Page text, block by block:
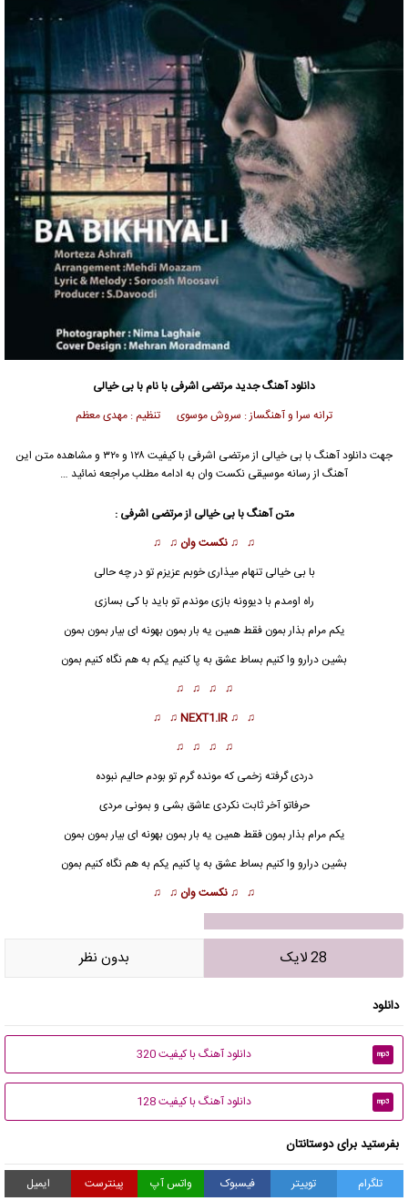
دانلود آهنگ جدیدمرتضی اشرفی با نام با بی خیالی
ترانه سرا و آهنگساز : سروش موسوی تنظیم : مهدی معظم
جهت دانلود آهنگ با بی خیالی از مرتضی اشرفی با کیفیت ۱۲۸ و ۳۲۰ و مشاهده متن این
آهنگ از رسانه موسیقی نکست وان به ادامه مطلب مراجعه نمائید …
متن آهنگبا بی خیالی از مرتضی اشرفی :
♫ ♫ نکست وان ♫ ♫
با بی خیالی تنهام میذاری خوبم عزیزم تو در چه حالی
راه اومدم با دیوونه بازی موندم تو باید با کی بسازی
یکم مرام بذار بمون فقط همین یه بار بمون بهونه ای بیار بمون بمون
بشین درارو وا کنیم بساط عشق به پا کنیم یکم به هم نگاه کنیم بمون
♫ ♫ ♫ ♫
♫ ♫
NEXT1.IR
♫ ♫
♫ ♫ ♫ ♫
دردی گرفته زخمی که مونده گرم تو بودم حالیم نبوده
حرفاتو آخر ثابت نکردی عاشق بشی و بمونی مردی
یکم مرام بذار بمون فقط همین یه بار بمون بهونه ای بیار بمون بمون
بشین درارو وا کنیم بساط عشق به پا کنیم یکم به هم نگاه کنیم بمون
♫ ♫ نکست وان ♫ ♫
28 لایک بدون نظر
دانلود
mp3 دانلود آهنگ با کیفیت 320
mp3 دانلود آهنگ با کیفیت 128
بفرستید برای دوستانتان
تلگرام توییتر فیسبوک واتس آپ پینترست ایمیل